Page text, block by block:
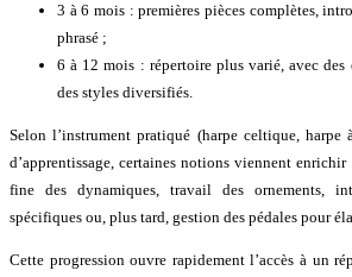
3 à 6 mois : premières pièces complètes,
phrasé ;
6 à 12 mois : répertoire plus varié, avec des
des styles diversifiés.
Selon l’instrument pratiqué (harpe celtique, harpe
d’apprentissage, certaines notions viennent
fine des dynamiques, travail des ornements,
spécifiques ou, plus tard, gestion des pédales pour
Cette progression ouvre rapidement l’accès à un